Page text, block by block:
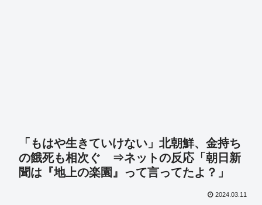
「もはや生きていけない」北朝鮮、金持ち
の餓死も相次ぐ ⇒ネットの反応「朝日新
聞は『地上の楽園』って言ってたよ？」
2024.03.11